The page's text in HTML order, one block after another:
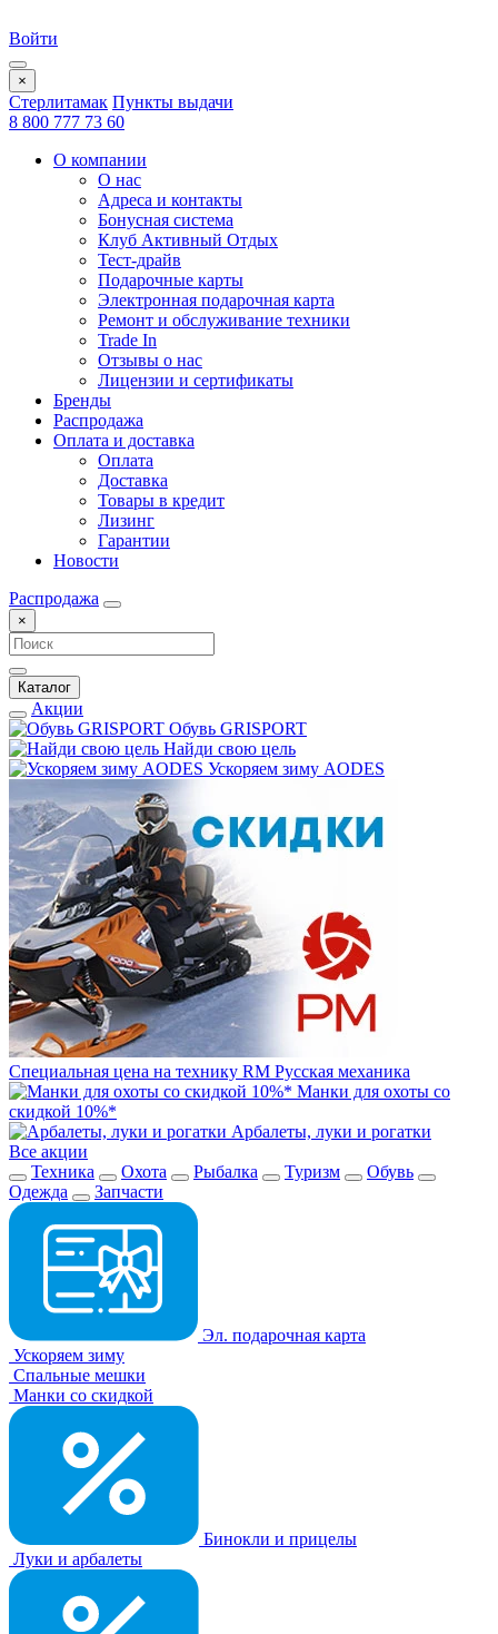
Войти
×
Стерлитамак Пункты выдачи
8 800 777 73 60
О компании
О нас
Адреса и контакты
Бонусная система
Клуб Активный Отдых
Тест-драйв
Подарочные карты
Электронная подарочная карта
Ремонт и обслуживание техники
Trade In
Отзывы о нас
Лицензии и сертификаты
Бренды
Распродажа
Оплата и доставка
Оплата
Доставка
Товары в кредит
Лизинг
Гарантии
Новости
Распродажа
×
Каталог
Акции
Обувь GRISPORT
Найди свою цель
Ускоряем зиму AODES
Специальная цена на технику RM Русская механика
Манки для охоты со
скидкой 10%*
Арбалеты, луки и рогатки
Все акции
Техника
Охота Рыбалка Туризм
Обувь
Одежда
Запчасти
Эл. подарочная карта
Ускоряем зиму
Спальные мешки
Манки со скидкой
Бинокли и прицелы
Луки и арбалеты